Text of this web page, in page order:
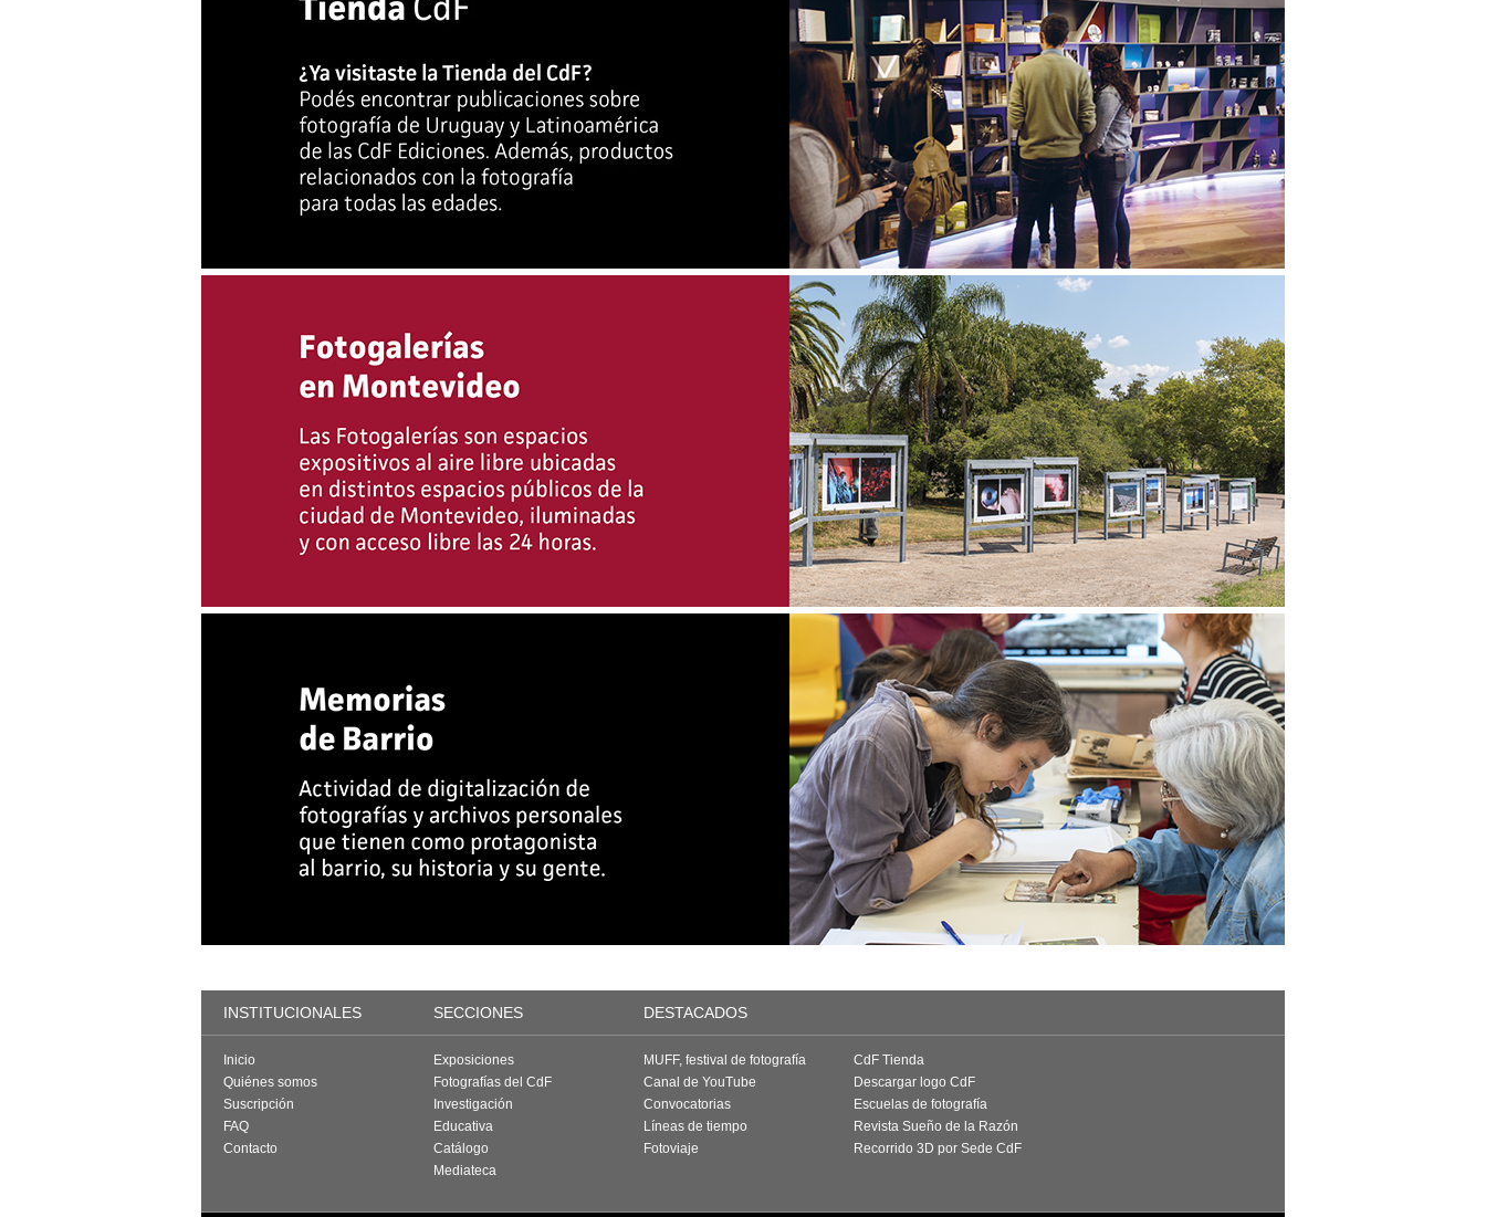
INSTITUCIONALES SECCIONES DESTACADOS
Inicio
Quiénes somos
Suscripción
FAQ
Contacto
Exposiciones
Fotografías del CdF
Investigación
Educativa
Catálogo
Mediateca
MUFF, festival de fotografía
Canal de YouTube
Convocatorias
Líneas de tiempo
Fotoviaje
CdF Tienda
Descargar logo CdF
Escuelas de fotografía
Revista Sueño de la Razón
Recorrido 3D por Sede CdF